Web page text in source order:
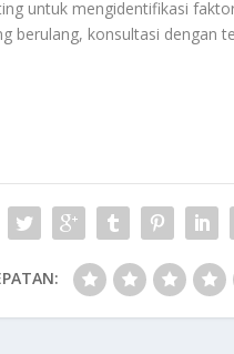
untuk mengidentifikasi
berulang, konsultasi dengan